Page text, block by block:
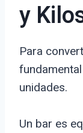
y
Para
unidades.
Un bar es